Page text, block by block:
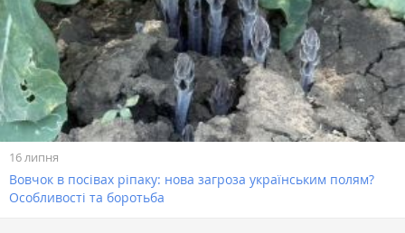
16 липня
Вовчок в посівах ріпаку: нова загроза українським полям?
Особливості та боротьба